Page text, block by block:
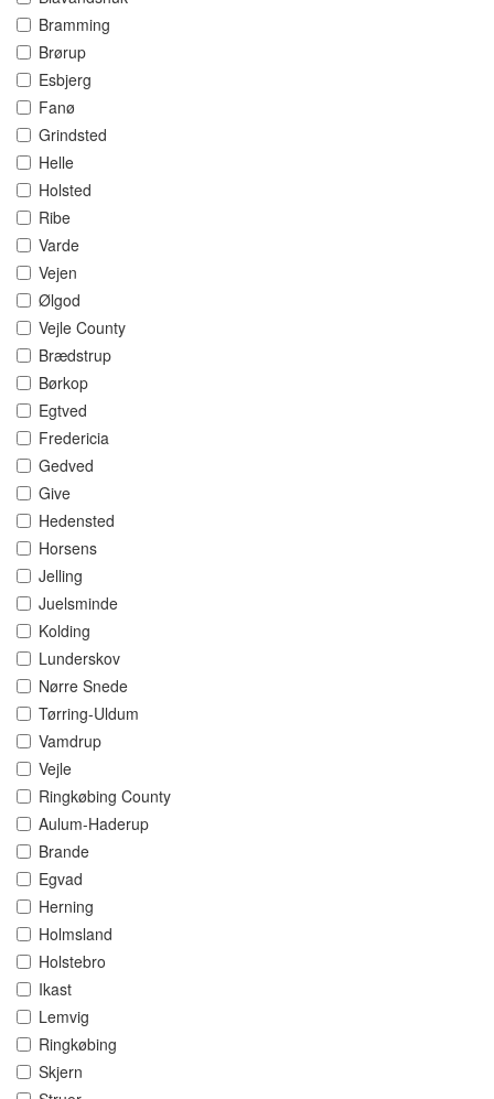
Bramming
Brørup
Esbjerg
Fanø
Grindsted
Helle
Holsted
Ribe
Varde
Vejen
Ølgod
Vejle County
Brædstrup
Børkop
Egtved
Fredericia
Gedved
Give
Hedensted
Horsens
Jelling
Juelsminde
Kolding
Lunderskov
Nørre Snede
Tørring-Uldum
Vamdrup
Vejle
Ringkøbing County
Aulum-Haderup
Brande
Egvad
Herning
Holmsland
Holstebro
Ikast
Lemvig
Ringkøbing
Skjern